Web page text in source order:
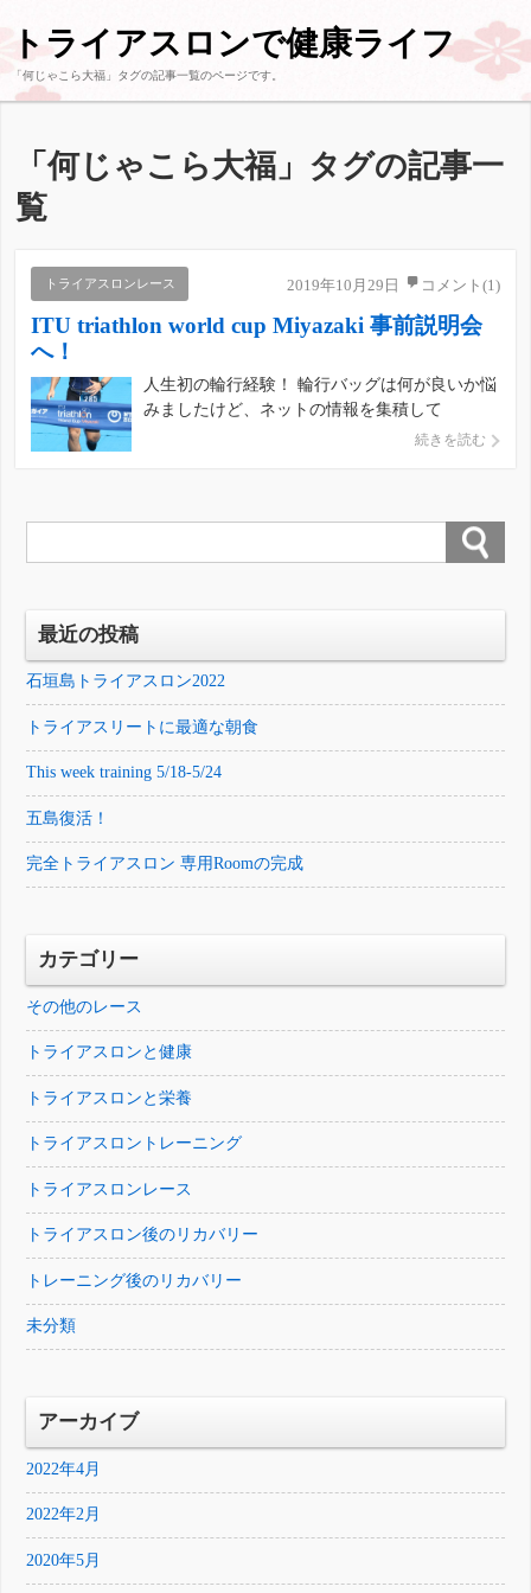
トライアスロンで健康ライフ
「何じゃこら大福」タグの記事一覧のページです。
「何じゃこら大福 」タグの記事一
覧
トライアスロンレース 2019年10月29日 コメント(1)
ITU triathlon world cup Miyazaki 事前説明会
へ！
人生初の輪行経験！ 輪行バッグは何が良いか悩
みましたけど、ネットの情報を集積して
「Scicon Aero Comfort Triathlon bag」にしまし
続きを読む
最近の投稿
石垣島トライアスロン2022
トライアスリートに最適な朝食
This week training 5/18-5/24
五島復活！
完全トライアスロン 専用Roomの完成
カテゴリー
その他のレース
トライアスロンと健康
トライアスロンと栄養
トライアスロントレーニング
トライアスロンレース
トライアスロン後のリカバリー
トレーニング後のリカバリー
未分類
アーカイブ
2022年4月
2022年2月
2020年5月